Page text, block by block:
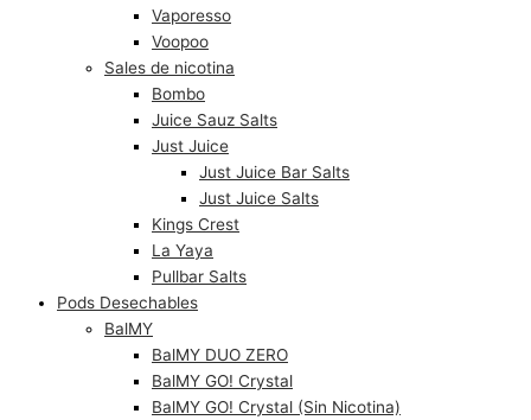
Vaporesso
Voopoo
Sales de nicotina
Bombo
Juice Sauz Salts
Just Juice
Just Juice Bar Salts
Just Juice Salts
Kings Crest
La Yaya
Pullbar Salts
Pods Desechables
BalMY
BalMY DUO ZERO
BalMY GO! Crystal
BalMY GO! Crystal (Sin Nicotina)